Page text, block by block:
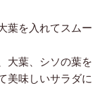
葉を入れてスムー
大葉、シソの葉を
美味しいサラダに